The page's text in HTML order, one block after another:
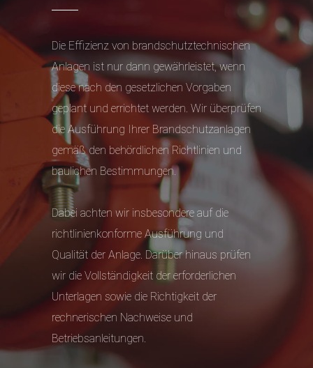
Die Effizienz von brandschutztechnischen
Anlagen ist nur dann gewährleistet, wenn
diese nach den gesetzlichen Vorgaben
geplant und errichtet werden. Wir überprüfen
die Ausführung Ihrer Brandschutzanlagen
gemäß den behördlichen Richtlinien und
baulichen Bestimmungen.
Dabei achten wir insbesondere auf die
richtlinienkonforme Ausführung und
Qualität der Anlage. Darüber hinaus prüfen
wir die Vollständigkeit der erforderlichen
Unterlagen sowie die Richtigkeit der
rechnerischen Nachweise und
Betriebsanleitungen.